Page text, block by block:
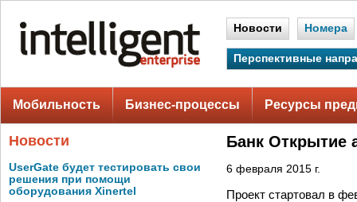
Новости Номера
Перспективные
Мобильность Бизнес-процессы Ресурсы
Новости
UserGate будет тестировать свои
решения при помощи
оборудования Xinertel
Банк Открытие
6 февраля 2015 г.
Проект стартовал в